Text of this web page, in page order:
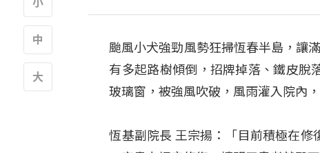
颱風小犬強勁風勢狂掃恆春半島，讓
有多起路樹傾倒，招牌掉落、鐵皮脫
玻璃窗，被強風吹破，風雨灌入院內
恆基副院長 王宗揚：「目前積極在